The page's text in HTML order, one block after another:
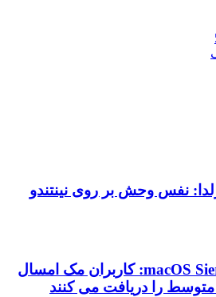
نفس وحش بر روی نینتندو
نقد و بررسی macOS Sierra: کاربران مک امسال
را دریافت می کنند